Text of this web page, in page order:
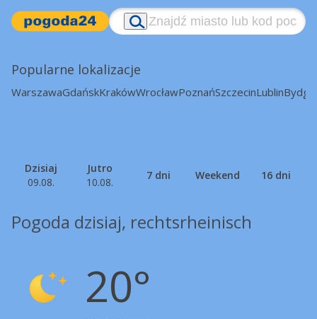
Popularne lokalizacje
WarszawaGdańskKrakówWrocławPoznańSzczecinLublin
Dzisiaj
09.08.
Jutro
10.08.
7 dni Weekend 16 dni
Pogoda dzisiaj, rechtsrheinisch
20°